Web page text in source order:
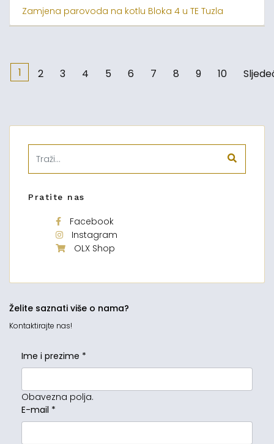
Zamjena parovoda na kotlu Bloka 4 u TE Tuzla
1 2 3 4 5 6 7 8 9 10
Pratite nas
Facebook
Instagram
OLX Shop
Želite saznati više o nama?
Kontaktirajte nas!
Ime i prezime *
Obavezna polja.
E-mail *